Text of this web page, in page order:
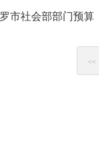
市社会部部门预算
<<